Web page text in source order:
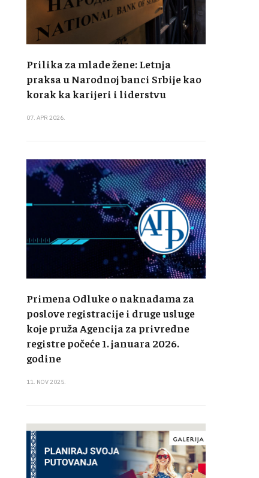
Prilika za mlade žene: Letnja
praksa u Narodnoj banci Srbije kao
korak ka karijeri i liderstvu
07. APR 2026.
Primena Odluke o naknadama za
poslove registracije i druge usluge
koje pruža Agencija za privredne
registre počeće 1. januara 2026.
godine
11. NOV 2025.